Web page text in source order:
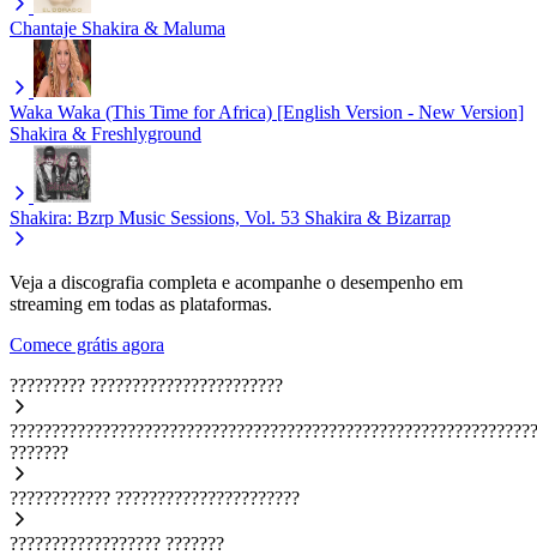
Chantaje Shakira & Maluma
Waka Waka (This Time for Africa) [English Version - New Version]
Shakira & Freshlyground
Shakira: Bzrp Music Sessions, Vol. 53 Shakira & Bizarrap
Veja a discografia completa e acompanhe o desempenho em
streaming em todas as plataformas.
Comece grátis agora
????????? ???????????????????????
???????
???????????? ??????????????????????
?????????????????? ???????